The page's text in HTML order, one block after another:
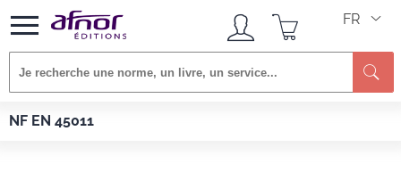
FR
NF EN 45011
Afnor EDITIONS